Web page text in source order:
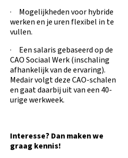
· Mogelijkheden voor hybride
werken en je uren flexibel in te
vullen.
· Een salaris gebaseerd op de
CAO Sociaal Werk (inschaling
afhankelijk van de ervaring).
Medair volgt deze CAO-schalen
en gaat daarbij uit van een 40-
urige werkweek.
Interesse? Dan maken we
graag kennis!